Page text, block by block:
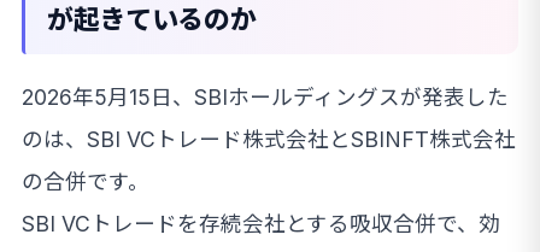
が起きているのか
2026年5月15日、SBIホールディングスが発表した
のは、SBI VCトレード株式会社とSBINFT株式会社
の合併です。
SBI VCトレードを存続会社とする吸収合併で、効